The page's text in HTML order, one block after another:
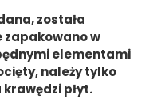
została
zapakowano w
elementami
należy tylko
płyt.